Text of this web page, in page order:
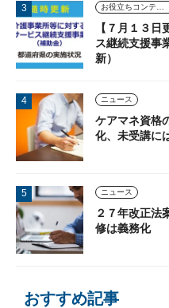
【７月１３
ス継続支援事
新）
ニュース
ケアマネ資格
化、未受講に
ニュース
２７年改正
修は義務化
おすすめ記事